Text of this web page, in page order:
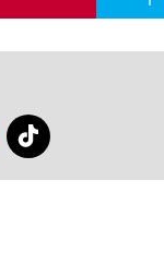
TikTok